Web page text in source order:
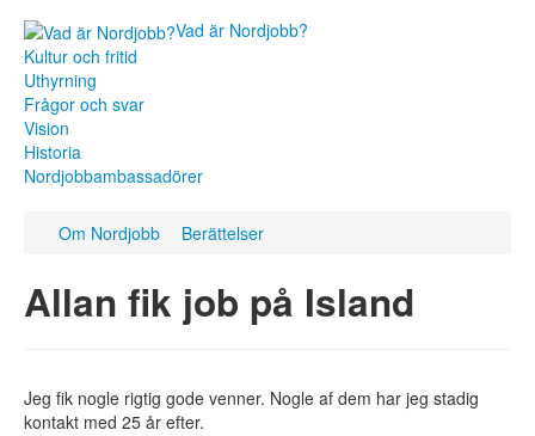
Sök jobb
För arbetsgivare
Om Nordjobb
Aktuellt
Lediga jobb
Praktisk hjälp
För arbetsgivare
Vad är Nordjobb?
Kultur och fritid
Uthyrning
Frågor och svar
Vision
Historia
Nordjobbambassadörer
Om Nordjobb Berättelser
Allan fik job på Island
Jeg fik nogle rigtig gode venner. Nogle af dem har jeg stadig
kontakt med 25 år efter.